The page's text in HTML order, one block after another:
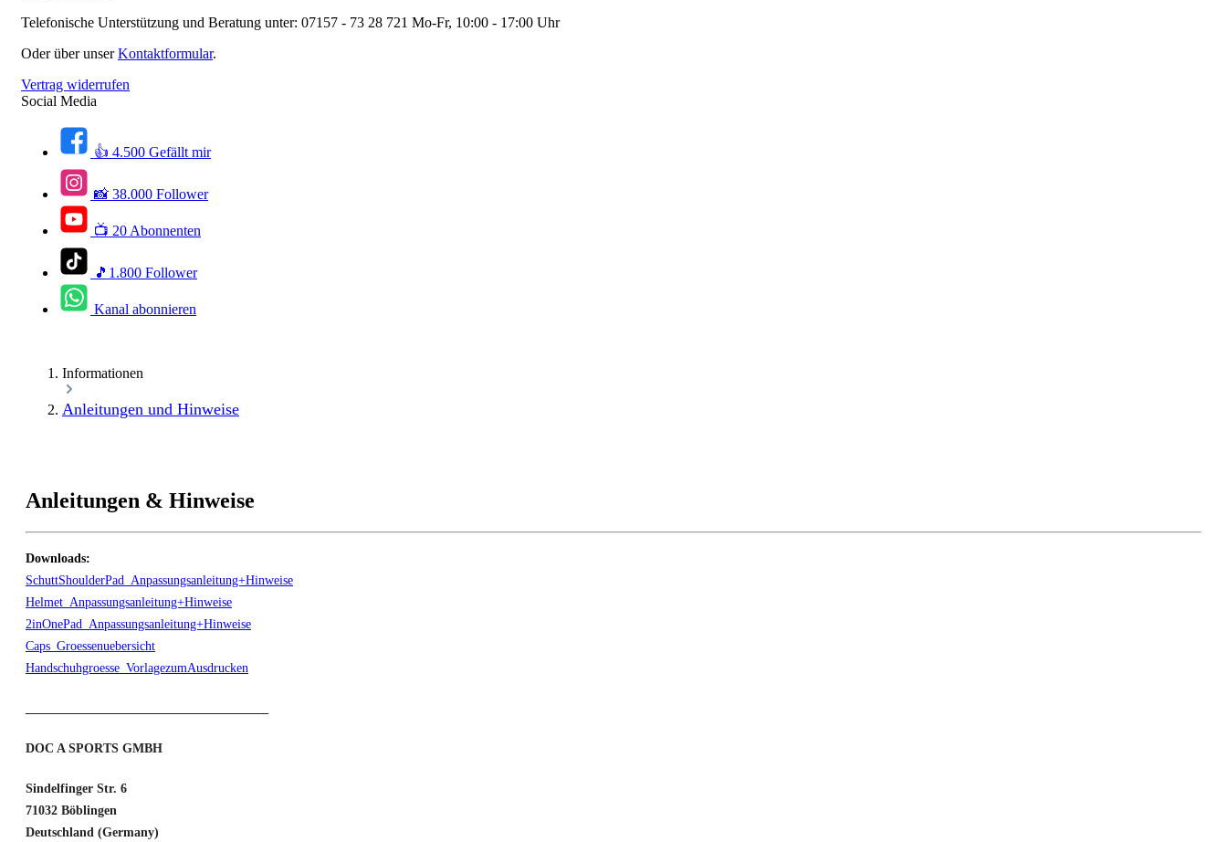
Telefonische Unterstützung und Beratung unter: 07157 - 73 28 721 Mo-Fr, 10:00 - 17:00 Uhr
Oder über unserKontaktformular.
Vertrag widerrufen
Social Media
👍 4.500 Gefällt mir
📸 38.000 Follower
📺 20 Abonnenten
🎵1.800 Follower
Kanal abonnieren
Informationen
Anleitungen und Hinweise
Anleitungen & Hinweise
Downloads:
SchuttShoulderPad_Anpassungsanleitung+Hinweise
Helmet_Anpassungsanleitung+Hinweise
2inOnePad_Anpassungsanleitung+Hinweise
Caps_Groessenuebersicht
Handschuhgroesse_VorlagezumAusdrucken
DOC A SPORTS GMBH
Sindelfinger Str. 6
71032 Böblingen
Deutschland (Germany)